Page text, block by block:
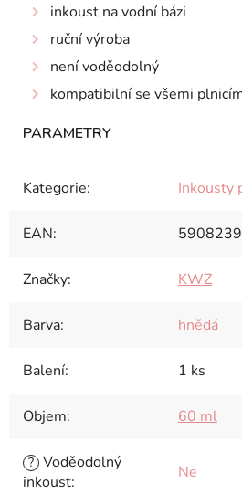
inkoust na vodní bázi
ruční výroba
není voděodolný
kompatibilní se všemi
Kategorie: Inkousty
EAN:
Značky: KWZ
Barva: hnědá
Balení: 1 ks
Objem: 60 ml
? Voděodolný
inkoust: Ne